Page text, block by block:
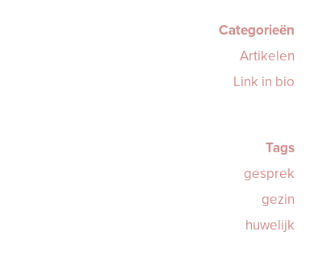
Categorieën
Artikelen
Link in bio
Tags
gesprek
gezin
huwelijk